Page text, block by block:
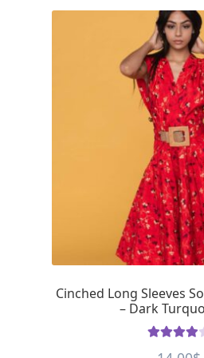
Cinched Long Sleeves
– Dark